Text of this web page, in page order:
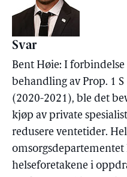
Svar
Bent Høie: I
behandling av Prop. 1
(2020-2021), ble det
kjøp av private
redusere ventetider.
omsorgsdepartementet
helseforetakene i